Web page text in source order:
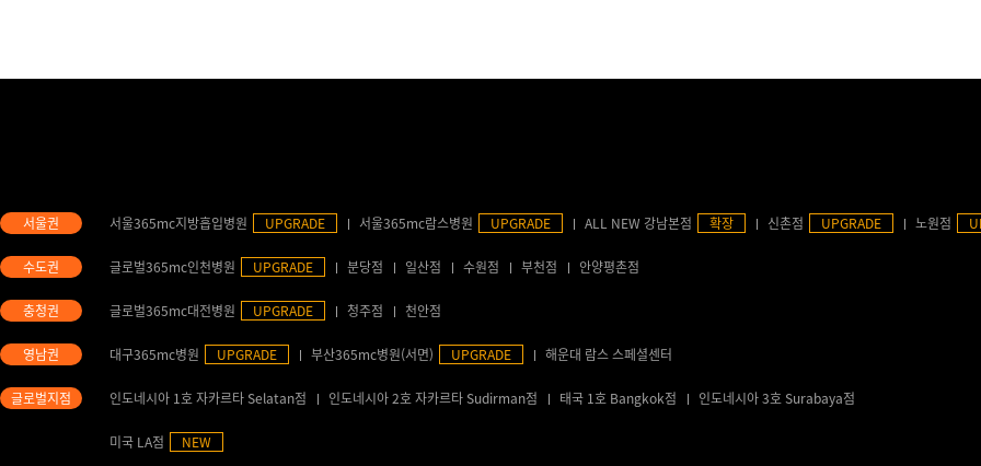
서울365mc지방흡입병원 UPGRADE 서울365mc람스병원 UPGRADE ALL NEW 강남본점 확장 신촌점 UPGRADE 노원점
글로벌365mc인천병원 UPGRADE 분당점 일산점 수원점 부천점 안양평촌점
글로벌365mc대전병원 UPGRADE 청주점 천안점
대구365mc병원 UPGRADE 부산365mc병원(서면) UPGRADE 해운대 람스 스페셜센터
인도네시아 1호 자카르타 Selatan점 인도네시아 2호 자카르타 Sudirman점 태국 1호 Bangkok점 인도네시아 3호 Surabaya점
미국 LA점 NEW